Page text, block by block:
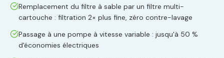
Remplacement du filtre à sable par un filtre multi-
cartouche : filtration 2× plus fine, zéro contre-lavage
Passage à une pompe à vitesse variable : jusqu'à 50 %
d'économies électriques